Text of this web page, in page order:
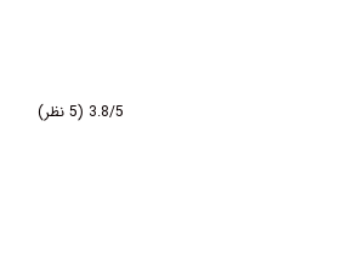
3.8/5 (5 نظر)